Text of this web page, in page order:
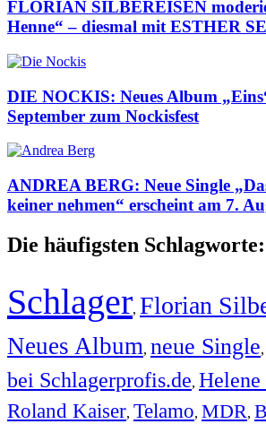
FLORIAN SILBEREISEN
Henne“ – diesmal mit ESTHER
DIE NOCKIS: Neues Album
September zum Nockisfest
ANDREA BERG: Neue Single
keiner nehmen“ erscheint am 7.
Die häufigsten Schlagworte:
Schlager, Florian
Neues Album, neue Single,
bei Schlagerprofis.de, Helene
Roland Kaiser, Telamo, MDR,